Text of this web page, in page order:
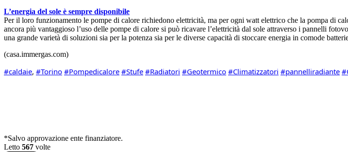
L’energia del sole è sempre disponibile
Per il loro funzionamento le pompe di calore richiedono elettricità, ma per ogni watt elettrico che la pompa di
ancora più vantaggioso l’uso delle pompe di calore si può ricavare l’elettricità dal sole attraverso i pannelli
una grande varietà di soluzioni sia per la potenza sia per le diverse capacità di stoccare energia in comode
(casa.immergas.com)
#caldaie, #Torino #Pompedicalore #Stufe #Radiatori #Geotermico #Climatizzatori #pannelliradiante
*Salvo approvazione ente finanziatore.
Letto 567 volte